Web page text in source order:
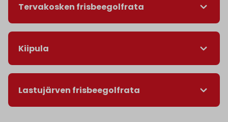
Tervakosken frisbeegolfrata
Kiipula
Lastujärven frisbeegolfrata